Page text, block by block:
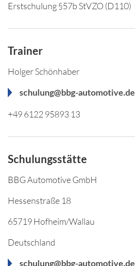
Erstschulung §57b StVZO (D110)
Trainer
Holger Schönhaber
schulung@bbg-automotive.de
+49 6122 95893 13
Schulungsstätte
BBG Automotive GmbH
Hessenstraße 18
65719 Hofheim/Wallau
Deutschland
schulung@bbg-automotive.de